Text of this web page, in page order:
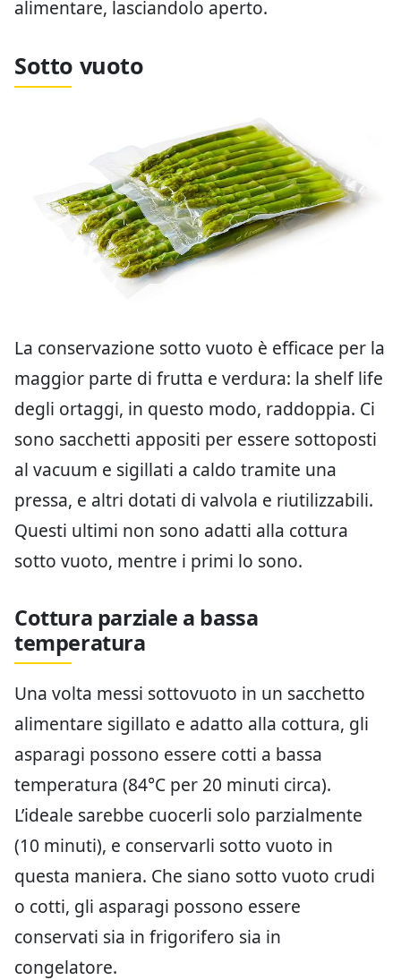
alimentare, lasciandolo aperto.
Sotto vuoto
La conservazione sotto vuoto è efficace per la
maggior parte di frutta e verdura: la shelf life
degli ortaggi, in questo modo, raddoppia. Ci
sono sacchetti appositi per essere sottoposti
al vacuum e sigillati a caldo tramite una
pressa, e altri dotati di valvola e riutilizzabili.
Questi ultimi non sono adatti alla cottura
sotto vuoto, mentre i primi lo sono.
Cottura parziale a bassa
temperatura
Una volta messi sottovuoto in un sacchetto
alimentare sigillato e adatto alla cottura, gli
asparagi possono essere cotti a bassa
temperatura (84°C per 20 minuti circa).
L’ideale sarebbe cuocerli solo parzialmente
(10 minuti), e conservarli sotto vuoto in
questa maniera. Che siano sotto vuoto crudi
o cotti, gli asparagi possono essere
conservati sia in frigorifero sia in
congelatore.